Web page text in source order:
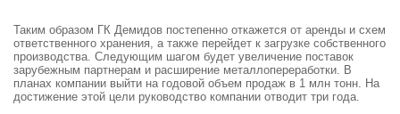
Таким образом ГК Демидов постепенно откажется от аренды и схем
ответственного хранения, а также перейдет к загрузке собственного
производства. Следующим шагом будет увеличение поставок
зарубежным партнерам и расширение металлопереработки. В
планах компании выйти на годовой объем продаж в 1 млн тонн. На
достижение этой цели руководство компании отводит три года.